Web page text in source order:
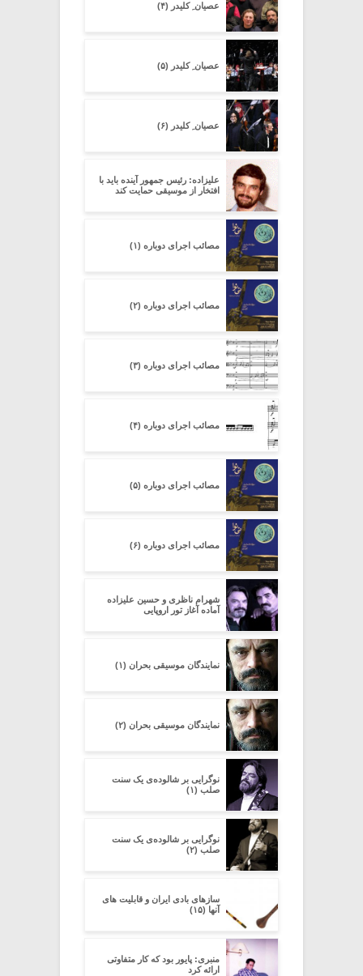
عصیان ِ کلیدر (۴)
عصیان ِ کلیدر (۵)
عصیان ِ کلیدر (۶)
علیزاده: رئیس جمهور آینده باید با
افتخار از موسیقی حمایت کند
مصائب اجرای دوباره (۱)
مصائب اجرای دوباره (۲)
مصائب اجرای دوباره (۳)
مصائب اجرای دوباره (۴)
مصائب اجرای دوباره (۵)
مصائب اجرای دوباره (۶)
شهرام ناظری و حسین علیزاده
آماده آغاز تور اروپایی
نمایندگان موسیقی بحران (۱)
نمایندگان موسیقی بحران (۲)
نوگرایی بر شالوده‌ی یک سنت
صلب (۱)
نوگرایی بر شالوده‌ی یک سنت
صلب (۲)
سازهای بادی ایران و قابلیت های
آنها (۱۵)
منبری: پایور بود که کار متفاوتی
ارائه کرد